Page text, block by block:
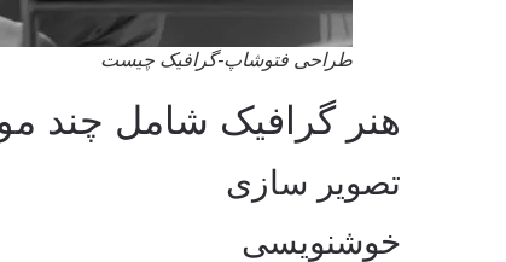
طراحی فتوشاپ-گرافیک چیست
هنر گرافیک شامل چند
تصویر سازی
خوشنویسی